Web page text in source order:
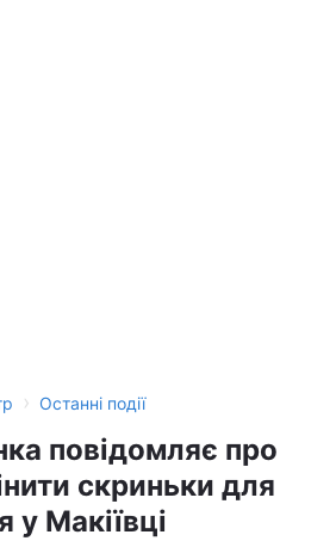
› Останні події
повідомляє про
скриньки для
у Макіївці